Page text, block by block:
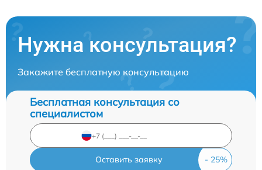
Нужна консультация?
Закажите бесплатную консультацию
Бесплатная консультация со
специалистом
Оставить заявку